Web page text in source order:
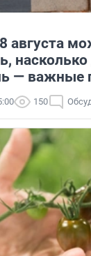
августа
— важные
150